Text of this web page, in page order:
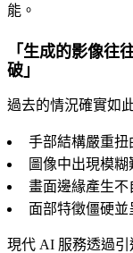
能。
「生成的影像往
破」
過去的情況確實如
手部結構嚴重扭
圖像中出現模
畫面邊緣產生
面部特徵僵硬
現代 AI 服務透過